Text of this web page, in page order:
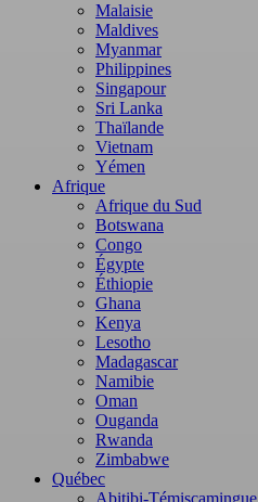
Malaisie
Maldives
Myanmar
Philippines
Singapour
Sri Lanka
Thaïlande
Vietnam
Yémen
Afrique
Afrique du Sud
Botswana
Congo
Égypte
Éthiopie
Ghana
Kenya
Lesotho
Madagascar
Namibie
Oman
Ouganda
Rwanda
Zimbabwe
Québec
Abitibi-Témiscamingue